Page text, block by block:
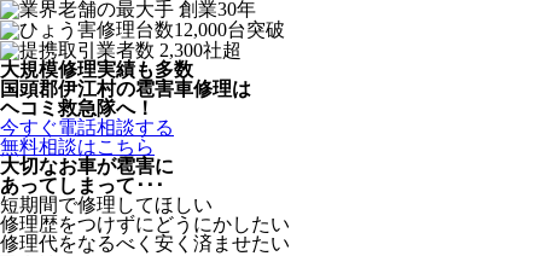
大規模修理実績も多数
国頭郡伊江村の雹害車修理は
ヘコミ救急隊へ！
今すぐ電話相談する
無料相談はこちら
大切なお車が雹害に
あってしまって･･･
短期間で修理してほしい
修理歴をつけずにどうにかしたい
修理代をなるべく安く済ませたい